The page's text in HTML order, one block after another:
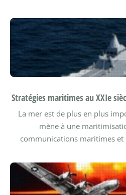
Stratégies maritimes au XXIe
La mer est de plus en plus
mène à une
communications maritimes et